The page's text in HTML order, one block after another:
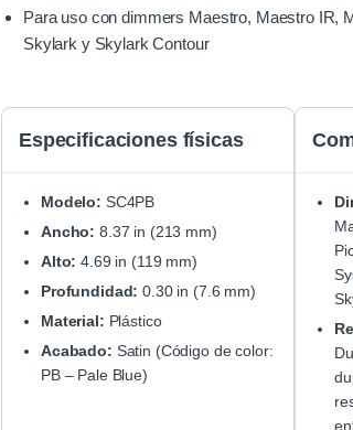
Para uso con dimmers Maestro, Maestro IR,
Skylark y Skylark Contour
Especificaciones físicas
Modelo: SC4PB
Ancho: 8.37 in (213 mm)
Alto: 4.69 in (119 mm)
Profundidad: 0.30 in (7.6 mm)
Material: Plástico
Acabado: Satin (Código de color:
PB – Pale Blue)